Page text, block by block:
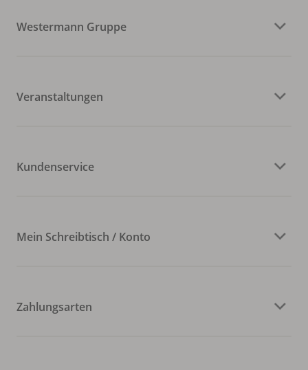
Westermann Gruppe
Veranstaltungen
Kundenservice
Mein Schreibtisch / Konto
Zahlungsarten